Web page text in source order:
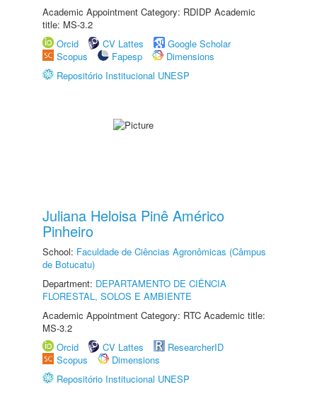
Academic Appointment Category: RDIDP Academic
title: MS-3.2
Orcid
CV Lattes
Google Scholar
Scopus
Fapesp
Dimensions
Repositório Institucional UNESP
Juliana Heloisa Pinê Américo
Pinheiro
School: Faculdade de Ciências Agronômicas (Câmpus
de Botucatu)
Department: DEPARTAMENTO DE CIÊNCIA
FLORESTAL, SOLOS E AMBIENTE
Academic Appointment Category: RTC Academic title:
MS-3.2
Orcid
CV Lattes
ResearcherID
Scopus
Dimensions
Repositório Institucional UNESP